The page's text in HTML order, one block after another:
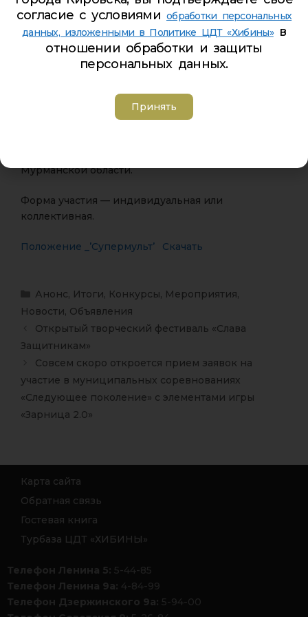
то скорее регистрируй свою авторскую работу по
ссылке:
Главная тема конкурса в 2025 году: Год защитника
Мурманской области.
Форма участия — индивидуальная или
коллективная.
Положение _’Супермульт’ Скачать
Анонс, Итоги, Конкурсы, Мероприятия,
Новости, Объявления
Открытый творческий фестиваль «Слава
Защитникам»
Совсем скоро откроется прием заявок на
участие в муниципальных соревнованиях
«Следующее поколение» с элементами игры
«Зарница 2.0»
Карта сайта
Обратная связь
Гостевая книга
Турбаза ЦДТ «ХИБИНЫ»
Телефон Ленина 5: 5-44-85
Телефон Ленина 9а: 4-84-99
Телефон Дзержинского 9а: 5-94-00
согласие с условиями обработки персональных
данных, изложенными в Политике ЦДТ «Хибины»в
отношении обработки и защиты
персональных данных.
Принять